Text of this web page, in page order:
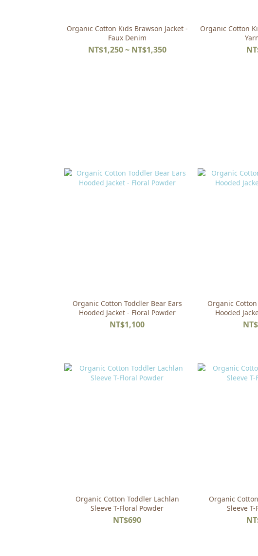
Organic Cotton Kids Brawson Jacket -
Faux Denim
NT$1,250 ~ NT$1,350
Organic Cotton
Organic Cotton Toddler Bear Ears
Hooded Jacket - Floral Powder
NT$1,100
Organic
Hooded
Organic Cotton Toddler Lachlan
Sleeve T-Floral Powder
NT$690
Organic
Sleeve